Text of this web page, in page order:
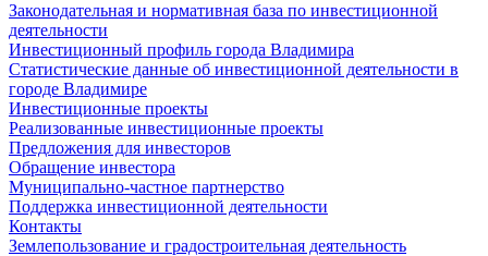
Законодательная и нормативная база по инвестиционной
деятельности
Инвестиционный профиль города Владимира
Статистические данные об инвестиционной деятельности в
городе Владимире
Инвестиционные проекты
Реализованные инвестиционные проекты
Предложения для инвесторов
Обращение инвестора
Муниципально-частное партнерство
Поддержка инвестиционной деятельности
Контакты
Землепользование и градостроительная деятельность